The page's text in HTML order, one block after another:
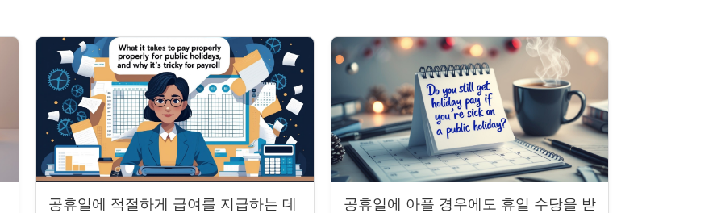
공휴일에 적절하게 급여를 지급하는 데
공휴일에 아플 경우에도 휴일 수당을 받